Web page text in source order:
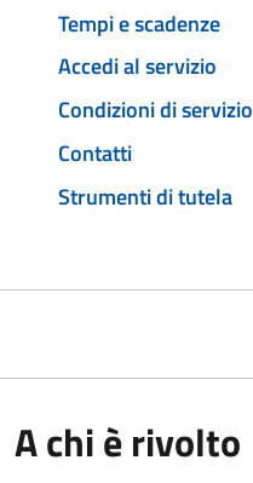
Tempi e scadenze
Accedi al servizio
Condizioni di servizio
Contatti
Strumenti di tutela
A chi è rivolto